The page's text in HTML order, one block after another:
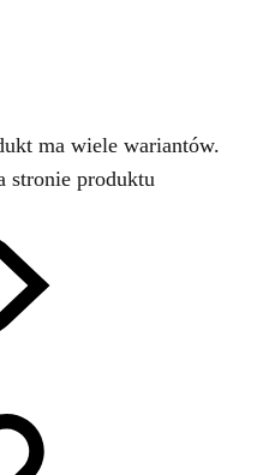
ma wiele wariantów.
stronie produktu